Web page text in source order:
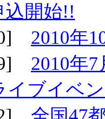
込開始!!
2010年
2010年
イブイベ